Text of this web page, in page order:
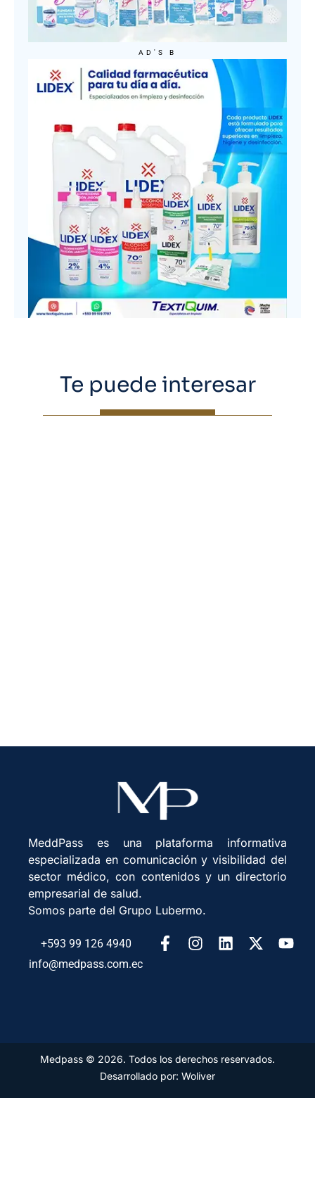
AD'S B
Te puede interesar
MeddPass es una plataforma informativa
especializada en comunicación y visibilidad del
sector médico, con contenidos y un directorio
empresarial de salud.
Somos parte del Grupo Lubermo.
+593 99 126 4940
info@medpass.com.ec
Medpass © 2026. Todos los derechos reservados.
Desarrollado por: Woliver